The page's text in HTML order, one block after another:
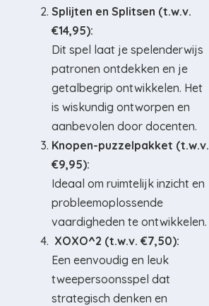
Splijten en Splitsen (t.w.v.
€14,95):
Dit spel laat je spelenderwijs
patronen ontdekken en je
getalbegrip ontwikkelen. Het
is wiskundig ontworpen en
aanbevolen door docenten.
Knopen-puzzelpakket (t.w.v.
€9,95):
Ideaal om ruimtelijk inzicht en
probleemoplossende
vaardigheden te ontwikkelen.
XOXO^2 (t.w.v. €7,50):
Een eenvoudig en leuk
tweepersoonsspel dat
strategisch denken en